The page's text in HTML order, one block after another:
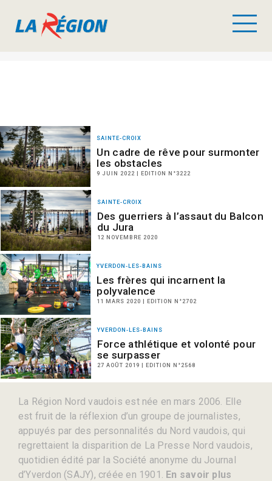
SAINTE-CROIX
Un cadre de rêve pour surmonter
les obstacles
9 JUIN 2022 | EDITION N°3222
SAINTE-CROIX
Des guerriers à l’assaut du Balcon
du Jura
12 NOVEMBRE 2020
YVERDON-LES-BAINS
Les frères qui incarnent la
polyvalence
11 MARS 2020 | EDITION N°2702
YVERDON-LES-BAINS
Force athlétique et volonté pour
se surpasser
27 AOÛT 2019 | EDITION N°2568
La Région Nord vaudois est née en mars 2006. Elle
est fruit de la réflexion d’un groupe de journalistes,
appuyés par des personnalités du Nord vaudois, qui
regrettaient la disparition de La Presse Nord vaudois,
quotidien édité par la Société anonyme du Journal
d’Yverdon (SAJY), créée en 1901. En savoir plus